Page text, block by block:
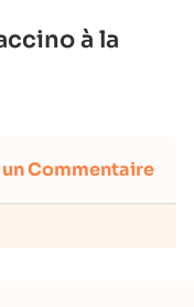
à la
Commentaire